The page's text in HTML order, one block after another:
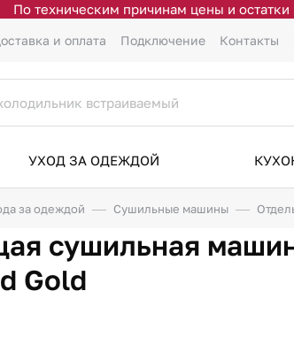
По техническим причинам цены и
и оплата Подключение Контакты
УХОД ЗА ОДЕЖДОЙ
за одеждой Сушильные машины
сушильная
Gold